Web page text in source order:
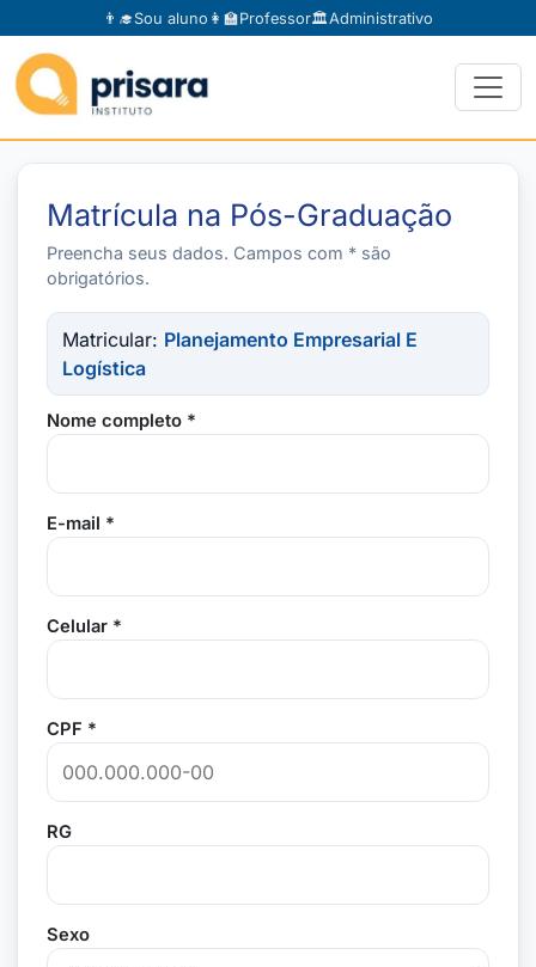
👨‍🎓Sou aluno 👩‍🏫Professor🏛️Administrativo
Matrícula na Pós-Graduação
Preencha seus dados. Campos com * são
obrigatórios.
Matricular: Planejamento Empresarial E
Logística
Nome completo *
E-mail *
Celular *
CPF *
RG
Sexo